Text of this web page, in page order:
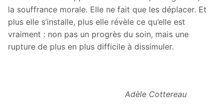
la souffrance morale. Elle ne fait que les déplacer. Et
plus elle s’installe, plus elle révèle ce qu’elle est
vraiment : non pas un progrès du soin, mais une
rupture de plus en plus difficile à dissimuler.
Adèle Cottereau